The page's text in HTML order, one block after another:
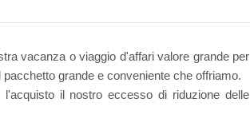
vacanza o viaggio d'affari valore grande per
grande e conveniente che offriamo.
il nostro eccesso di riduzione delle